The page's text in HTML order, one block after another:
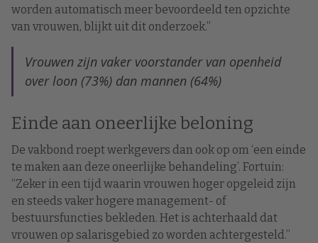
worden automatisch meer bevoordeeld ten opzichte
van vrouwen, blijkt uit dit onderzoek.”
Vrouwen zijn vaker voorstander van openheid
over loon (73%) dan mannen (64%)
Einde aan oneerlijke beloning
De vakbond roept werkgevers dan ook op om ‘een einde
te maken aan deze oneerlijke behandeling’. Fortuin:
“Zeker in een tijd waarin vrouwen hoger opgeleid zijn
en steeds vaker hogere management- of
bestuursfuncties bekleden. Het is achterhaald dat
vrouwen op salarisgebied zo worden achtergesteld.”